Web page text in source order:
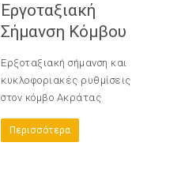
Εργοταξιακή
Σήμανση Κόμβου
Ερξοταξιακή σήμανση και
κυκλοφοριακές ρυθμίσεις
στον κόμβο Ακράτας
Περισσότερα